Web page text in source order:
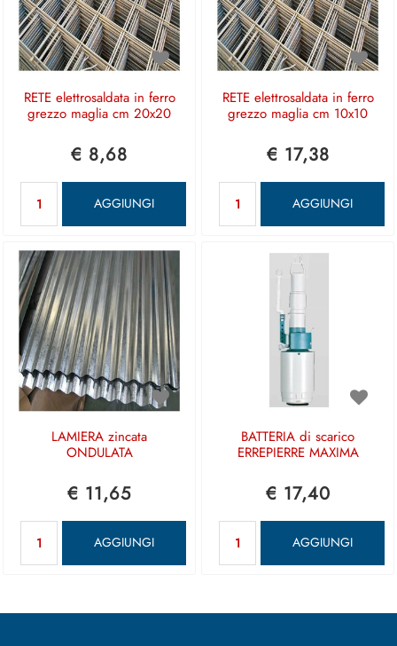
RETE elettrosaldata in ferro
grezzo maglia cm 20x20
€ 8,68
AGGIUNGI
RETE elettrosaldata in ferro
grezzo maglia cm 10x10
€ 17,38
AGGIUNGI
LAMIERA zincata
ONDULATA
€ 11,65
AGGIUNGI
BATTERIA di scarico
ERREPIERRE MAXIMA
€ 17,40
AGGIUNGI